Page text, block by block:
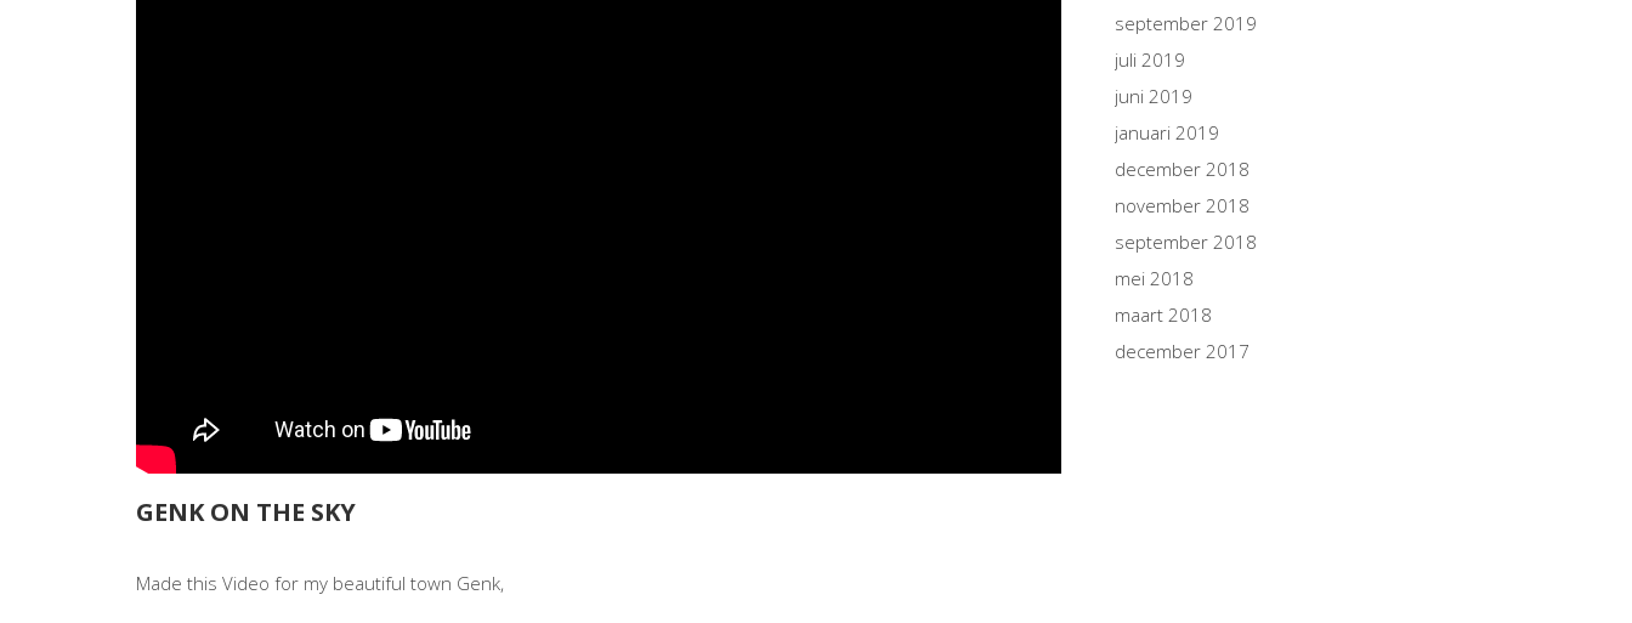
GENK ON THE SKY
Made this Video for my beautiful town Genk,
september 2019
juli 2019
juni 2019
januari 2019
december 2018
november 2018
september 2018
mei 2018
maart 2018
december 2017